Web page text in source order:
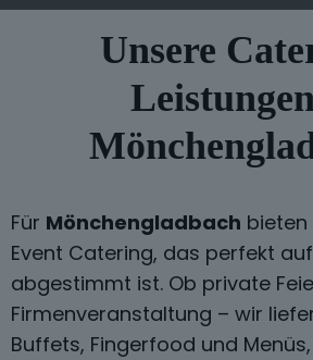
Unsere
Für Mönchengladbach bieten
Event Catering, das perfekt
abgestimmt ist. Ob private
Firmenveranstaltung – wir
Buffets, Fingerfood und